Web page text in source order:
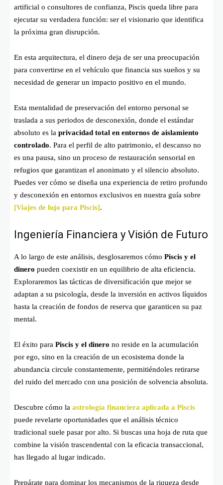
artificial o consultores de confianza, Piscis queda libre para
ejecutar su verdadera función: ser el visionario que identifica
la próxima gran disrupción.
En esta arquitectura, el dinero deja de ser una preocupación
para convertirse en el vehículo que financia sus sueños y su
necesidad de generar un impacto positivo en el mundo.
Esta mentalidad de preservación del entorno personal se
traslada a sus periodos de desconexión, donde el estándar
absoluto es la privacidad total en entornos de aislamiento
controlado. Para el perfil de alto patrimonio, el descanso no
es una pausa, sino un proceso de restauración sensorial en
refugios que garantizan el anonimato y el silencio absoluto.
Puedes ver cómo se diseña una experiencia de retiro profundo
y desconexión en entornos exclusivos en nuestra guía sobre
[Viajes de lujo para Piscis].
Ingeniería Financiera y Visión de Futuro
A lo largo de este análisis, desglosaremos cómo Piscis y el
dinero pueden coexistir en un equilibrio de alta eficiencia.
Exploraremos las tácticas de diversificación que mejor se
adaptan a su psicología, desde la inversión en activos líquidos
hasta la creación de fondos de reserva que garanticen su paz
mental.
El éxito para Piscis y el dinero no reside en la acumulación
por ego, sino en la creación de un ecosistema donde la
abundancia circule constantemente, permitiéndoles retirarse
del ruido del mercado con una posición de solvencia absoluta.
Descubre cómo la astrología financiera aplicada a Piscis
puede revelarte oportunidades que el análisis técnico
tradicional suele pasar por alto. Si buscas una hoja de ruta que
combine la visión trascendental con la eficacia transaccional,
has llegado al lugar indicado.
Prepárate para dominar los mecanismos de la riqueza desde